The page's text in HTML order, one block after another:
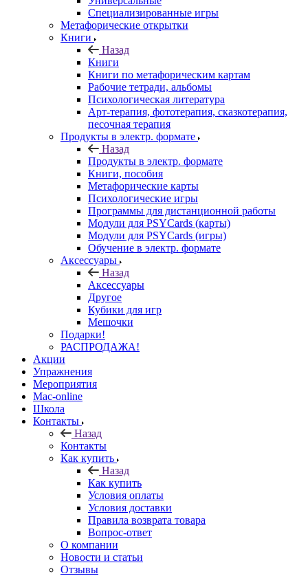
Специализированные игры
Метафорические открытки
Книги
Назад
Книги
Книги по метафорическим картам
Рабочие тетради, альбомы
Психологическая литература
Арт-терапия, фототерапия, сказкотерапия,
песочная терапия
Продукты в электр. формате
Назад
Продукты в электр. формате
Книги, пособия
Метафорические карты
Психологические игры
Программы для дистанционной работы
Модули для PSYCards (карты)
Модули для PSYCards (игры)
Обучение в электр. формате
Аксессуары
Назад
Аксессуары
Другое
Кубики для игр
Мешочки
Подарки!
РАСПРОДАЖА!
Акции
Упражнения
Мероприятия
Mac-online
Школа
Контакты
Назад
Контакты
Как купить
Назад
Как купить
Условия оплаты
Условия доставки
Правила возврата товара
Вопрос-ответ
О компании
Новости и статьи
Отзывы